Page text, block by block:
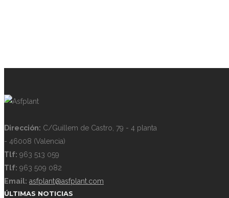
Dirección: C/Guillem de Castro, 79 - 4 planta
- 46008 (Valencia)
Tlf: 963 513 059
Tlf: 963 509 082
Email: asfplant@asfplant.com
ÚLTIMAS NOTICIAS